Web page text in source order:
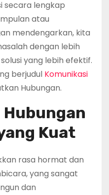
secara lengkap
atau
mendengarkan, kita
dengan lebih
yang lebih efektif.
berjudul Komunikasi
Hubungan.
Kuat
rasa hormat dan
yang sangat
dan